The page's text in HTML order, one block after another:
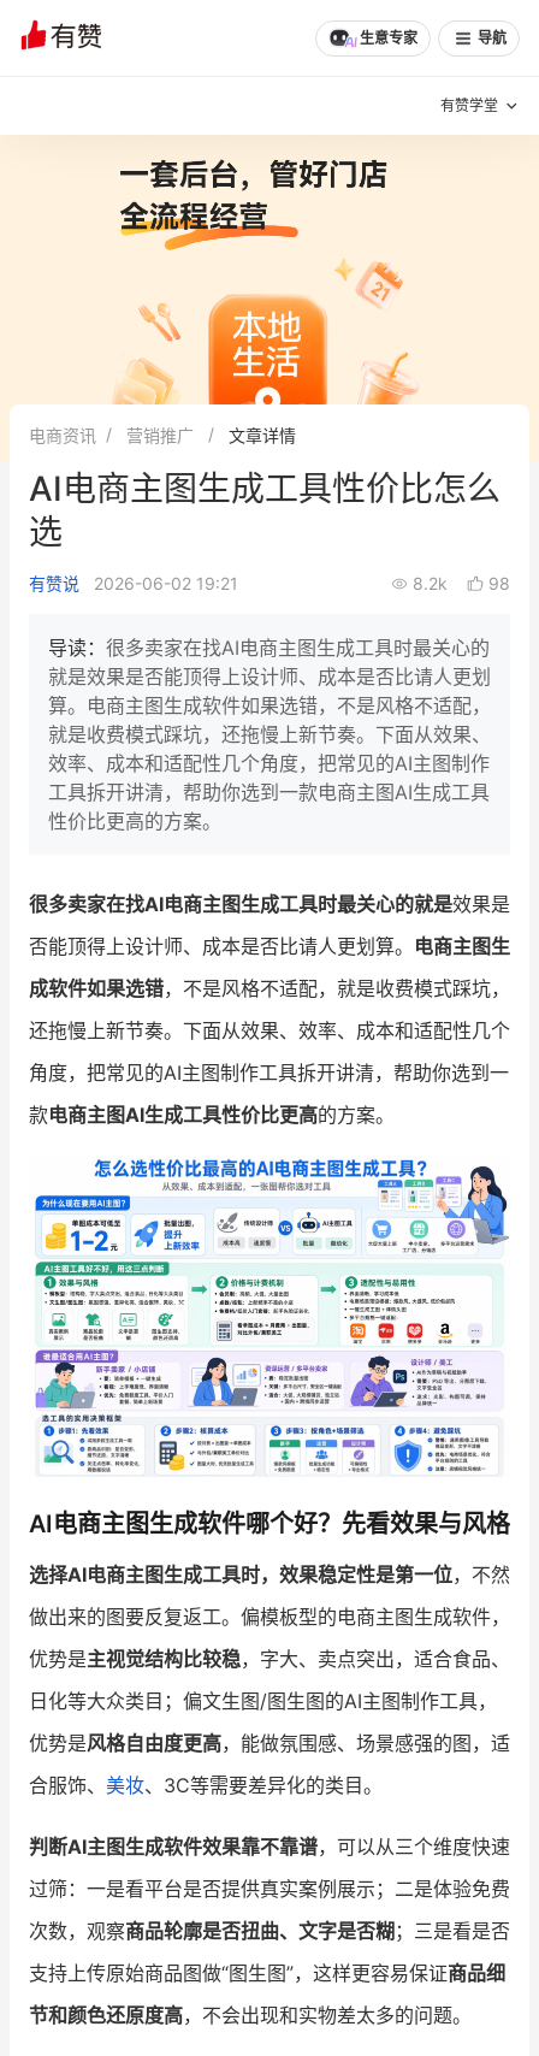
生意专家 导航
有赞学堂
增长方法
有赞专家说
新零售最佳实践
面对面聊增长
新零售大会
增长产品指南
智库 产品场景库
产品更新动态 帮助中心
品牌消费观 行业报告
新零售资讯
培训课程
私域课程 新零售内参
有赞商盟
商家社区 社群交流
合作共进
入驻有赞 认证代理商
认证服务商 设计服务商
有赞云 数据通服务
电商资讯 营销推广 文章详情
AI电商主图生成工具性价比怎么
选
有赞说 2026-06-02 19:21 8.2k 98
导读： 很多卖家在找AI电商主图生成工具时最关心的
就是效果是否能顶得上设计师、成本是否比请人更划
算。电商主图生成软件如果选错，不是风格不适配，
就是收费模式踩坑，还拖慢上新节奏。下面从效果、
效率、成本和适配性几个角度，把常见的AI主图制作
工具拆开讲清，帮助你选到一款电商主图AI生成工具
性价比更高的方案。
很多卖家在找AI电商主图生成工具时最关心的就是效果是
否能顶得上设计师、成本是否比请人更划算。 电商主图生
成软件如果选错，不是风格不适配，就是收费模式踩坑，
还拖慢上新节奏。下面从效果、效率、成本和适配性几个
角度，把常见的AI主图制作工具拆开讲清，帮助你选到一
款电商主图AI生成工具性价比更高的方案。
AI电商主图生成软件哪个好？先看效果与风格
选择AI电商主图生成工具时，效果稳定性是第一位，不然
做出来的图要反复返工。偏模板型的电商主图生成软件，
优势是主视觉结构比较稳，字大、卖点突出，适合食品、
日化等大众类目；偏文生图/图生图的AI主图制作工具，
优势是风格自由度更高，能做氛围感、场景感强的图，适
合服饰、 美妆、3C等需要差异化的类目。
判断AI主图生成软件效果靠不靠谱，可以从三个维度快速
过筛：一是看平台是否提供真实案例展示；二是体验免费
次数，观察商品轮廓是否扭曲、文字是否糊；三是看是否
支持上传原始商品图做“图生图”，这样更容易保证商品细
节和颜色还原度高，不会出现和实物差太多的问题。